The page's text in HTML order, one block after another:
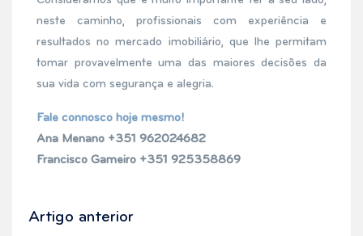
neste caminho, profissionais com experiência e
resultados no mercado imobiliário, que lhe permitam
tomar provavelmente uma das maiores decisões da
sua vida com segurança e alegria.
Fale connosco hoje mesmo!
Ana Menano +351 962024682
Francisco Gameiro +351 925358869
Artigo anterior